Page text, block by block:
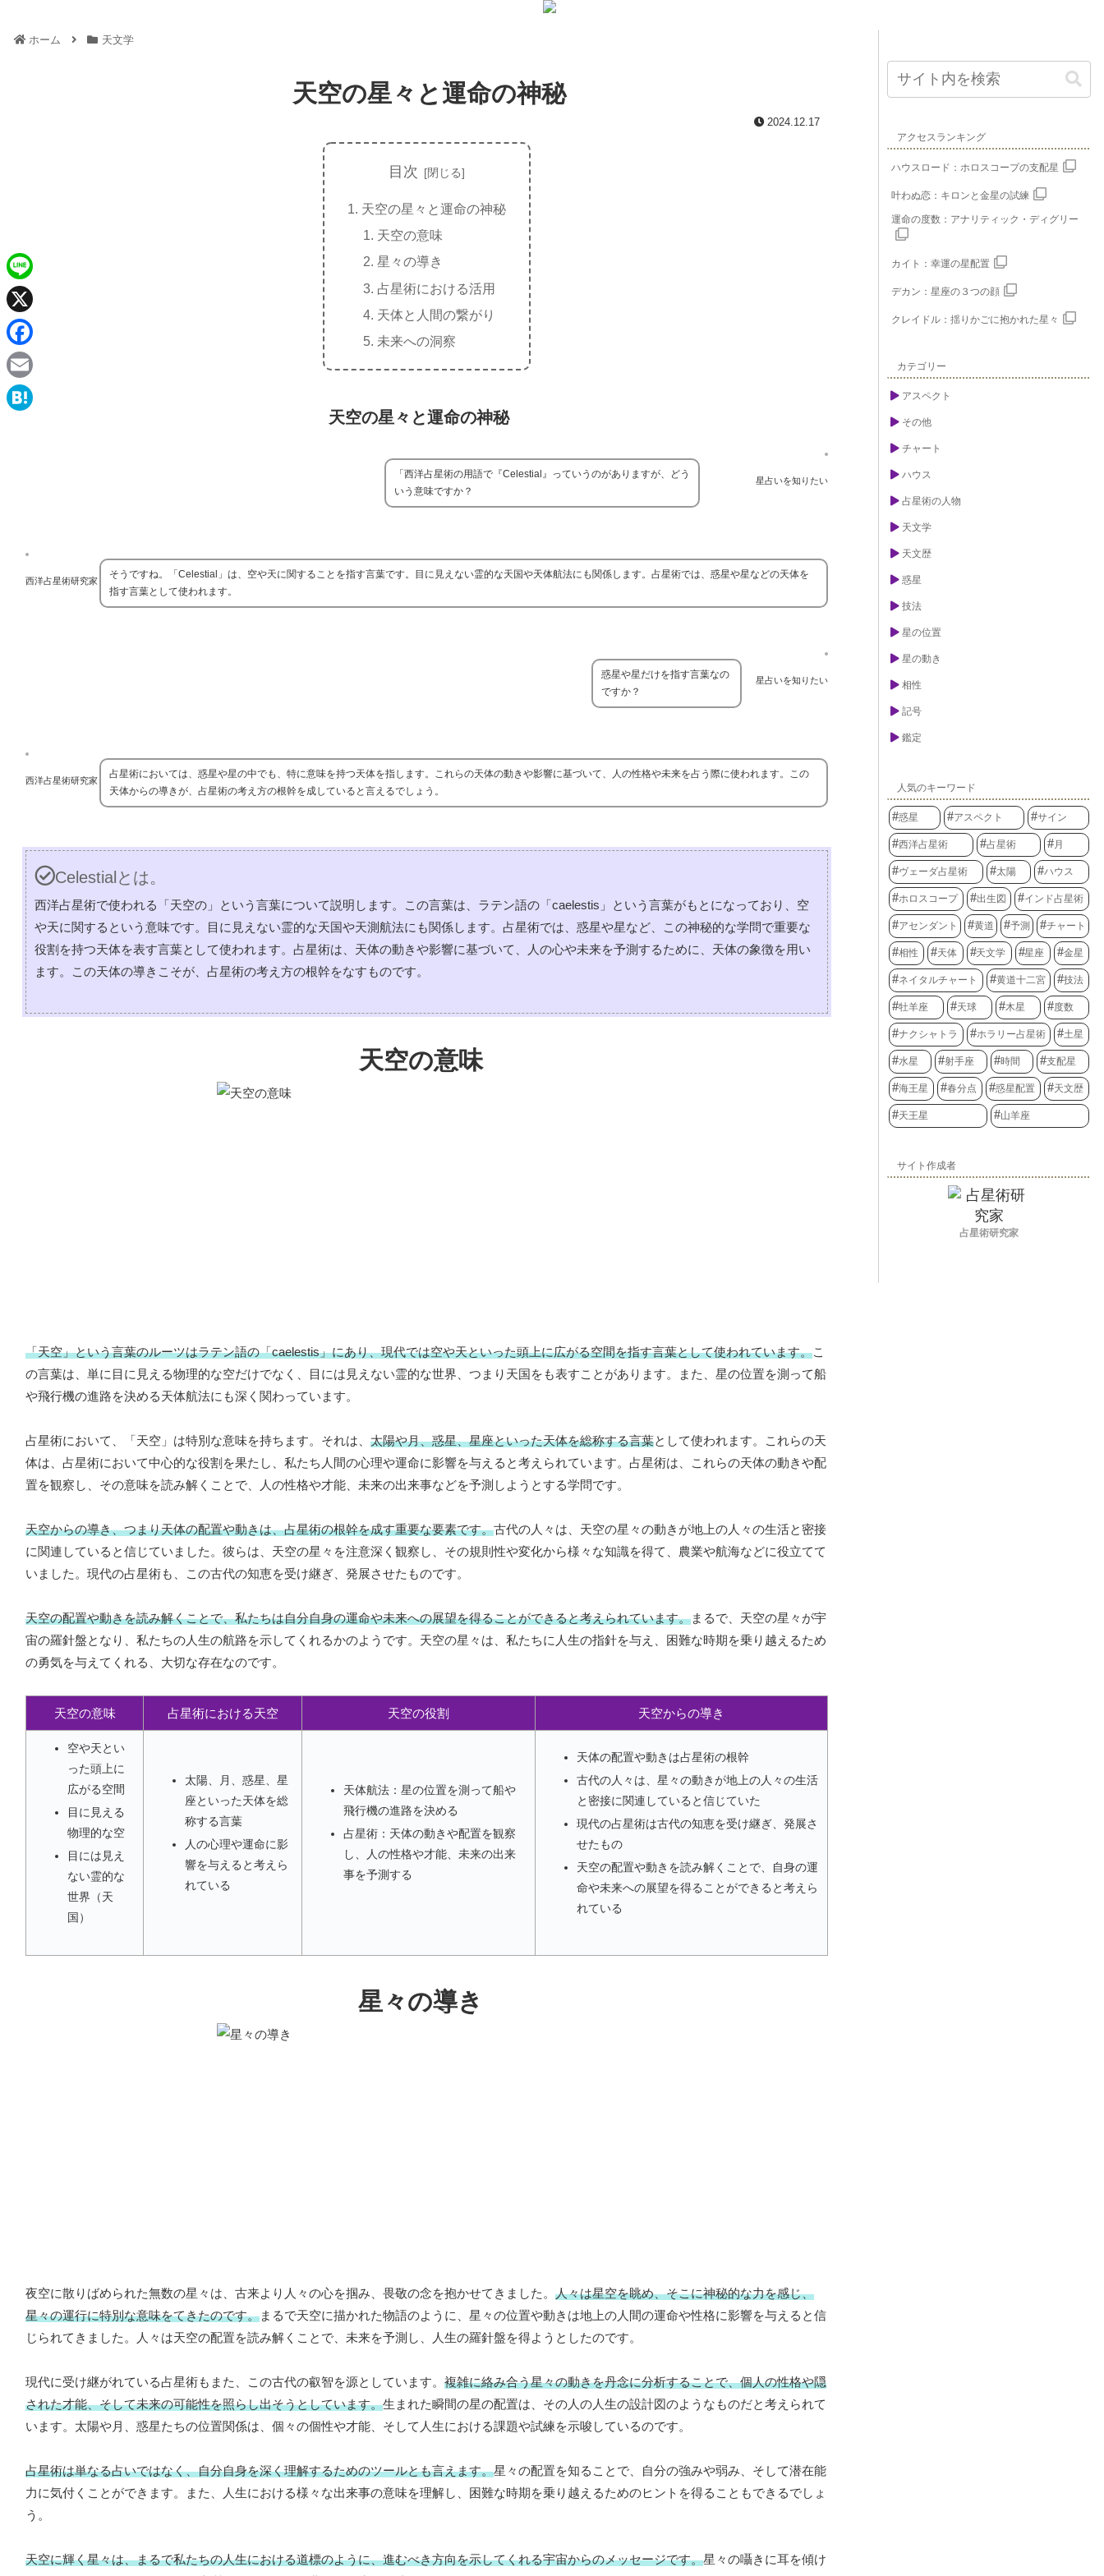
ホーム 天文学
天空の星々と運命の神秘
2024.12.17
目次
天空の星々と運命の神秘
天空の意味
星々の導き
占星術における活用
天体と人間の繋がり
未来への洞察
天空の星々と運命の神秘
星占いを知りたい
「西洋占星術の用語で『Celestial』っていうのがありますが、どう
いう意味ですか？
西洋占星術研究家
そうですね。「Celestial」は、空や天に関することを指す言葉です。目に見えない霊的な天国や天体航法にも関係します。占星術では、惑星や星などの天体を
指す言葉として使われます。
星占いを知りたい
惑星や星だけを指す言葉なの
ですか？
西洋占星術研究家
占星術においては、惑星や星の中でも、特に意味を持つ天体を指します。これらの天体の動きや影響に基づいて、人の性格や未来を占う際に使われます。この
天体からの導きが、占星術の考え方の根幹を成していると言えるでしょう。
Celestialとは。
西洋占星術で使われる「天空の」という言葉について説明します。この言葉は、ラテン語の「caelestis」という言葉がもとになっており、空
や天に関するという意味です。目に見えない霊的な天国や天測航法にも関係します。占星術では、惑星や星など、この神秘的な学問で重要な
役割を持つ天体を表す言葉として使われます。占星術は、天体の動きや影響に基づいて、人の心や未来を予測するために、天体の象徴を用い
ます。この天体の導きこそが、占星術の考え方の根幹をなすものです。
天空の意味
「天空」という言葉のルーツはラテン語の「caelestis」にあり、現代では空や天といった頭上に広がる空間を指す言葉として使われています。こ
の言葉は、単に目に見える物理的な空だけでなく、目には見えない霊的な世界、つまり天国をも表すことがあります。また、星の位置を測って船
や飛行機の進路を決める天体航法にも深く関わっています。
占星術において、「天空」は特別な意味を持ちます。それは、 太陽や月、惑星、星座といった天体を総称する言葉として使われます。これらの天
体は、占星術において中心的な役割を果たし、私たち人間の心理や運命に影響を与えると考えられています。占星術は、これらの天体の動きや配
置を観察し、その意味を読み解くことで、人の性格や才能、未来の出来事などを予測しようとする学問です。
天空からの導き、つまり天体の配置や動きは、占星術の根幹を成す重要な要素です。古代の人々は、天空の星々の動きが地上の人々の生活と密接
に関連していると信じていました。彼らは、天空の星々を注意深く観察し、その規則性や変化から様々な知識を得て、農業や航海などに役立てて
いました。現代の占星術も、この古代の知恵を受け継ぎ、発展させたものです。
天空の配置や動きを読み解くことで、私たちは自分自身の運命や未来への展望を得ることができると考えられています。まるで、天空の星々が宇
宙の羅針盤となり、私たちの人生の航路を示してくれるかのようです。天空の星々は、私たちに人生の指針を与え、困難な時期を乗り越えるため
の勇気を与えてくれる、大切な存在なのです。
天空の意味 占星術における天空 天空の役割 天空からの導き
空や天とい
った頭上に
広がる空間
目に見える
物理的な空
目には見え
ない霊的な
世界（天
国）
太陽、月、惑星、星
座といった天体を総
称する言葉
人の心理や運命に影
響を与えると考えら
れている
天体航法：星の位置を測って船や
飛行機の進路を決める
占星術：天体の動きや配置を観察
し、人の性格や才能、未来の出来
事を予測する
天体の配置や動きは占星術の根幹
古代の人々は、星々の動きが地上の人々の生活
と密接に関連していると信じていた
現代の占星術は古代の知恵を受け継ぎ、発展さ
せたもの
天空の配置や動きを読み解くことで、自身の運
命や未来への展望を得ることができると考えら
れている
星々の導き
夜空に散りばめられた無数の星々は、古来より人々の心を掴み、畏敬の念を抱かせてきました。 人々は星空を眺め、そこに神秘的な力を感じ、
星々の運行に特別な意味をてきたのです。まるで天空に描かれた物語のように、星々の位置や動きは地上の人間の運命や性格に影響を与えると信
じられてきました。人々は天空の配置を読み解くことで、未来を予測し、人生の羅針盤を得ようとしたのです。
現代に受け継がれている占星術もまた、この古代の叡智を源としています。 複雑に絡み合う星々の動きを丹念に分析することで、個人の性格や隠
された才能、そして未来の可能性を照らし出そうとしています。生まれた瞬間の星の配置は、その人の人生の設計図のようなものだと考えられて
います。太陽や月、惑星たちの位置関係は、個々の個性や才能、そして人生における課題や試練を示唆しているのです。
占星術は単なる占いではなく、自分自身を深く理解するためのツールとも言えます。星々の配置を知ることで、自分の強みや弱み、そして潜在能
力に気付くことができます。また、人生における様々な出来事の意味を理解し、困難な時期を乗り越えるためのヒントを得ることもできるでしょ
う。
天空に輝く星々は、まるで私たちの人生における道標のように、進むべき方向を示してくれる宇宙からのメッセージです。星々の囁きに耳を傾け
アクセスランキング
ハウスロード：ホロスコープの支配星
叶わぬ恋：キロンと金星の試練
運命の度数：アナリティック・ディグリー
カイト：幸運の星配置
デカン：星座の３つの顔
クレイドル：揺りかごに抱かれた星々
カテゴリー
アスペクト
その他
チャート
ハウス
占星術の人物
天文学
天文歴
惑星
技法
星の位置
星の動き
相性
記号
鑑定
人気のキーワード
惑星 アスペクト サイン
西洋占星術 占星術 月
ヴェーダ占星術 太陽 ハウス
ホロスコープ 出生図 インド占星術
アセンダント 黄道 予測 チャート
相性 天体 天文学 星座 金星
ネイタルチャート 黄道十二宮 技法
牡羊座 天球 木星 度数
ナクシャトラ ホラリー占星術 土星
水星 射手座 時間 支配星
海王星 春分点 惑星配置 天文歴
天王星 山羊座
サイト作成者
占星術研究家
L
n
e
X
F
a
c
E